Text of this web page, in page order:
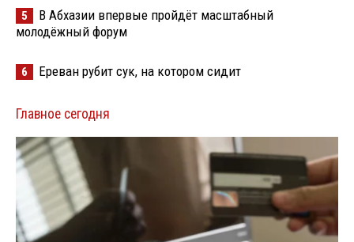
5
В Абхазии впервые пройдёт масштабный
молодёжный форум
6 Ереван рубит сук, на котором сидит
Главное сегодня